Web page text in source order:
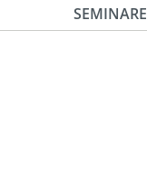
SEMINARE